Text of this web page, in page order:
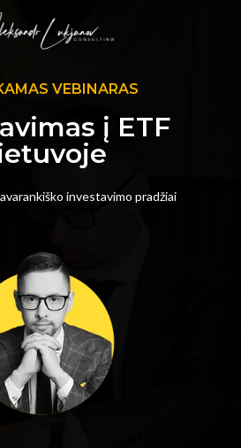
VEBINARAS
į ETF
investavimo pradžiai